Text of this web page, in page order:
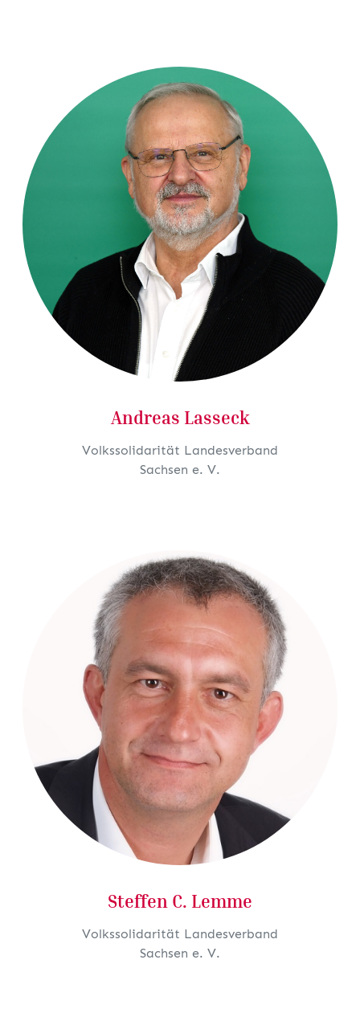
Andreas Lasseck
Volkssolidarität Landesverband
Sachsen e. V.
Steffen C. Lemme
Volkssolidarität Landesverband
Sachsen e. V.